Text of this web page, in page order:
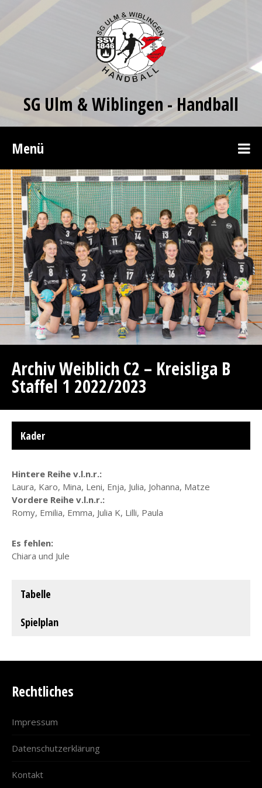
SG Ulm & Wiblingen - Handball
Menü
Archiv Weiblich C2 – Kreisliga B
Staffel 1 2022/2023
Kader
Hintere Reihe v.l.n.r.:
Laura, Karo, Mina, Leni, Enja, Julia, Johanna, Matze
Vordere Reihe v.l.n.r.:
Romy, Emilia, Emma, Julia K, Lilli, Paula
Es fehlen:
Chiara und Jule
Tabelle
Spielplan
Rechtliches
Impressum
Datenschutzerklärung
Kontakt